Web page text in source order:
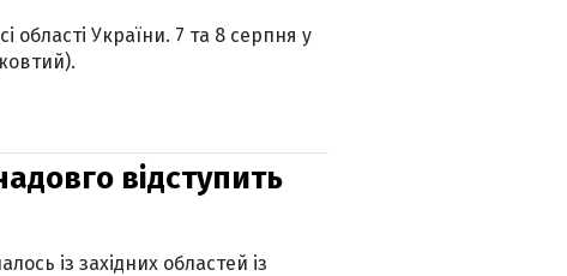
України. 7 та 8 серпня у
відступить
із західних областей із